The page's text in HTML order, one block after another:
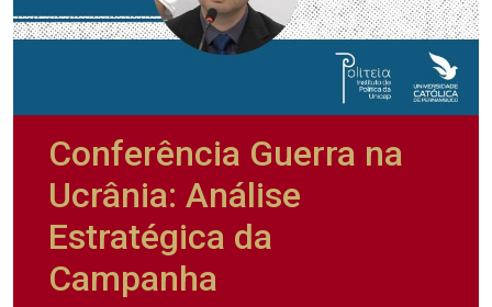
Conferência Guerra na
Ucrânia: Análise
Estratégica da
Campanha